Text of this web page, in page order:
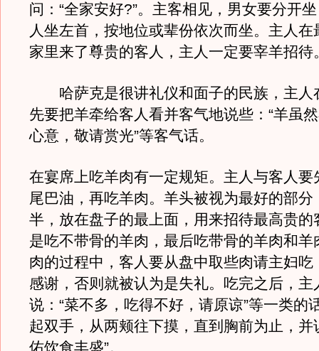
问：“全家安好?”。主客相见，男女要分开
人坐左首，按地位或辈份依次而坐。主人在
家里来了尊贵的客人，主人一定要宰羊招待
哈萨克是很讲礼仪和面子的民族，主人
先要把羊牵给客人看并客气地说些：“羊虽
心意，敬请赏光”等客气话。
在宴席上吃羊肉有一定规矩。主人与客人要
尾巴油，再吃羊肉。羊头被视为最好的部分
半，放在盘子的最上面，用来招待最高贵的
是吃不带骨的羊肉，最后吃带骨的羊肉和羊
肉的过程中，客人要从盘中取些肉请主妇吃
感谢，否则就被认为是失礼。吃完之后，主
说：“菜不多，吃得不好，请原谅”等一类的
起双手，从两颊往下摸，直到胸前为止，并
佑饮食丰盛”。